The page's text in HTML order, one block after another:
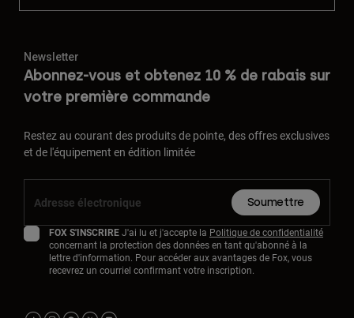
Newsletter
Abonnez-vous et obtenez 10 % de rabais sur
votre première commande
Restez au courant des produits de pointe, des offres exclusives
et de l'équipement en édition limitée
Soumettre
FOX S'INSCRIREJ'ai lu et j'accepte la Politique de confidentialité
concernant la protection des données en tant qu'abonné à la
lettre d'information. Pour accéder aux avantages de Fox, vous
recevrez un courriel confirmant votre inscription.